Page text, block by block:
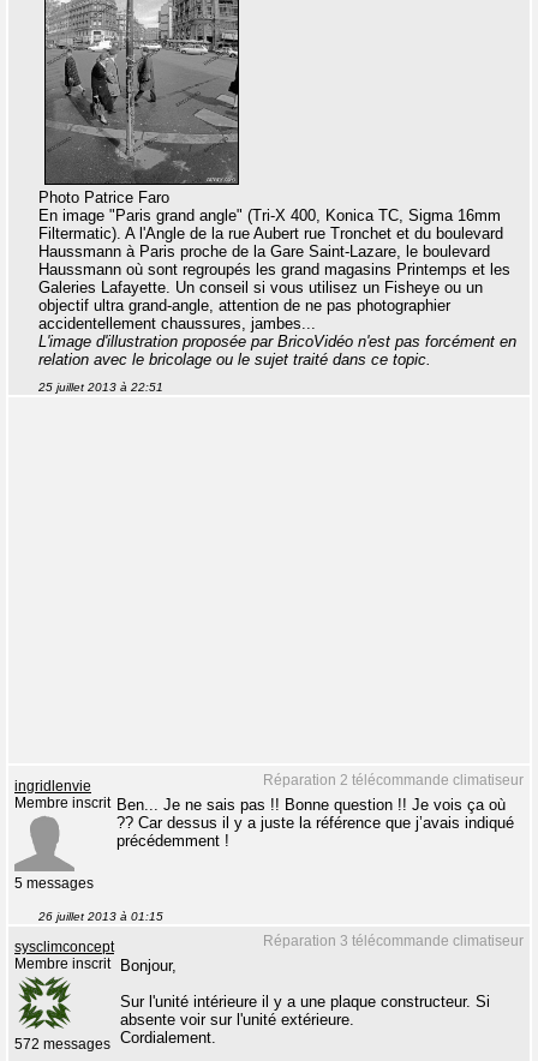
Photo Patrice Faro
En image "Paris grand angle" (Tri-X 400, Konica TC, Sigma 16mm
Filtermatic). A l'Angle de la rue Aubert rue Tronchet et du boulevard
Haussmann à Paris proche de la Gare Saint-Lazare, le boulevard
Haussmann où sont regroupés les grand magasins Printemps et les
Galeries Lafayette. Un conseil si vous utilisez un Fisheye ou un
objectif ultra grand-angle, attention de ne pas photographier
accidentellement chaussures, jambes...
L'image d'illustration proposée par BricoVidéo n'est pas forcément en
relation avec le bricolage ou le sujet traité dans ce topic.
25 juillet 2013 à 22:51
Réparation 2 télécommande climatiseur
ingridlenvie
Membre inscrit
5 messages
Ben... Je ne sais pas !! Bonne question !! Je vois ça où
?? Car dessus il y a juste la référence que j’avais indiqué
précédemment !
26 juillet 2013 à 01:15
Réparation 3 télécommande climatiseur
sysclimconcept
Membre inscrit
572 messages
Bonjour,
Sur l'unité intérieure il y a une plaque constructeur. Si
absente voir sur l'unité extérieure.
Cordialement.